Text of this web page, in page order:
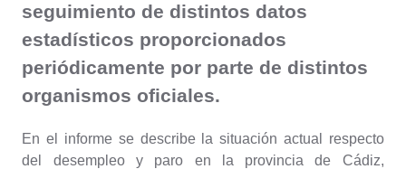
seguimiento de distintos datos
estadísticos proporcionados
periódicamente por parte de distintos
organismos oficiales.
En el informe se describe la situación actual respecto
del desempleo y paro en la provincia de Cádiz,